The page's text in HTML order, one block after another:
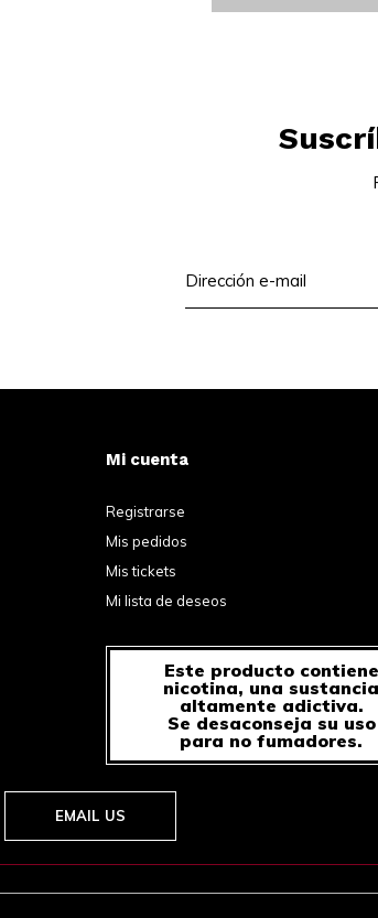
Mi cuenta
Registrarse
Mis pedidos
Mis tickets
Mi lista de deseos
Este producto contiene
nicotina, una sustancia
altamente adictiva.
Se desaconseja su uso
para no fumadores.
EMAIL US